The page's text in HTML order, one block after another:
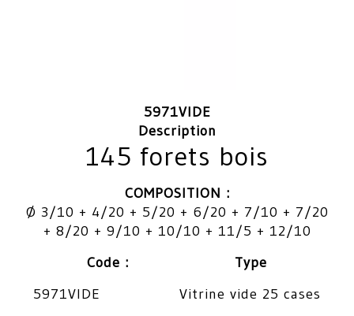
5971VIDE
Description
145 forets bois
COMPOSITION :
Ø 3/10 + 4/20 + 5/20 + 6/20 + 7/10 + 7/20
+ 8/20 + 9/10 + 10/10 + 11/5 + 12/10
Code : Type
5971VIDE Vitrine vide 25 cases